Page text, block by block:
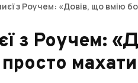
з Роучем: «Довів, що вмію
з Роучем: